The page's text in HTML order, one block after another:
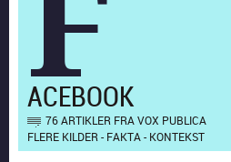
ACEBOOK
76 ARTIKLER FRA VOX PUBLICA
FLERE KILDER - FAKTA - KONTEKST